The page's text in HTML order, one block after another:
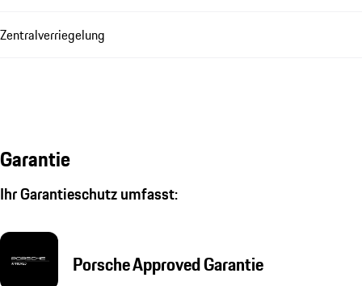
Zentralverriegelung
Garantie
Ihr Garantieschutz umfasst:
Porsche Approved Garantie